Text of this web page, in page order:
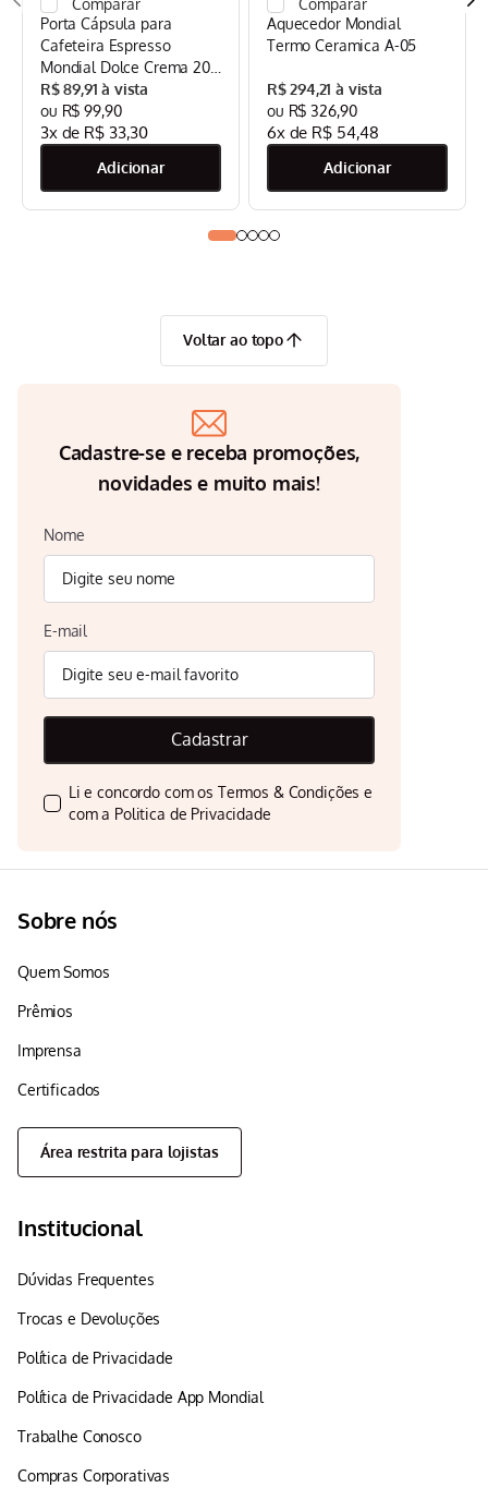
Porta Cápsula para
Cafeteira Espresso
Mondial Dolce Crema 20
Bar Mondial Preto/Inox -
CPC-DG
R$ 89,91
R$ 99,90
3x de R$ 33,30
Aquecedor Mondial
Termo Ceramica A-05
R$ 294,21
R$ 326,90
6x de R$ 54,48
Voltar ao topo
Cadastre-se e receba promoções,
novidades e muito mais!
Nome
E-mail
Cadastrar
Li e concordo com os Termos & Condições e
com a Politica de Privacidade
Sobre nós
Quem Somos
Prêmios
Imprensa
Certificados
Área restrita para lojistas
Institucional
Dúvidas Frequentes
Trocas e Devoluções
Política de Privacidade
Política de Privacidade App Mondial
Trabalhe Conosco
Compras Corporativas